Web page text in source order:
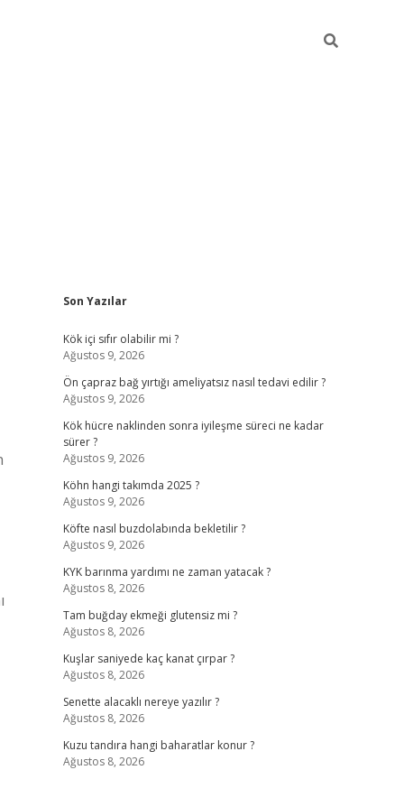
Sidebar
Son Yazılar
Kök içi sıfır olabilir mi ?
Ağustos 9, 2026
Ön çapraz bağ yırtığı ameliyatsız nasıl tedavi edilir ?
Ağustos 9, 2026
Kök hücre naklinden sonra iyileşme süreci ne kadar
sürer ?
Ağustos 9, 2026
Köhn hangi takımda 2025 ?
Ağustos 9, 2026
Köfte nasıl buzdolabında bekletilir ?
Ağustos 9, 2026
KYK barınma yardımı ne zaman yatacak ?
Ağustos 8, 2026
Tam buğday ekmeği glutensiz mi ?
Ağustos 8, 2026
Kuşlar saniyede kaç kanat çırpar ?
Ağustos 8, 2026
Senette alacaklı nereye yazılır ?
Ağustos 8, 2026
Kuzu tandıra hangi baharatlar konur ?
Ağustos 8, 2026
elexbet yeni giriş